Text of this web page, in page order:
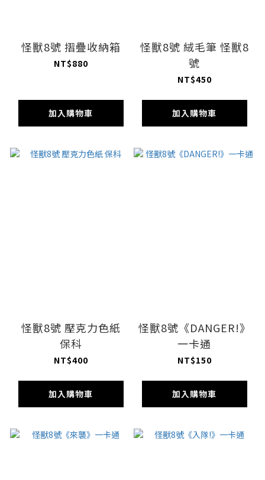
怪獸8號 摺疊收納箱
NT$880
加入購物車
怪獸8號 絨毛筆 怪獸8
號
NT$450
加入購物車
怪獸8號 壓克力色紙
保科
NT$400
加入購物車
怪獸8號《DANGER!》
一卡通
NT$150
加入購物車